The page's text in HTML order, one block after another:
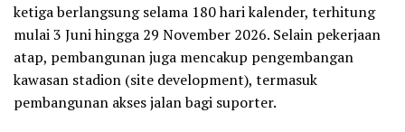
ketiga berlangsung selama 180 hari kalender, terhitung
mulai 3 Juni hingga 29 November 2026. Selain pekerjaan
atap, pembangunan juga mencakup pengembangan
kawasan stadion (site development), termasuk
pembangunan akses jalan bagi suporter.